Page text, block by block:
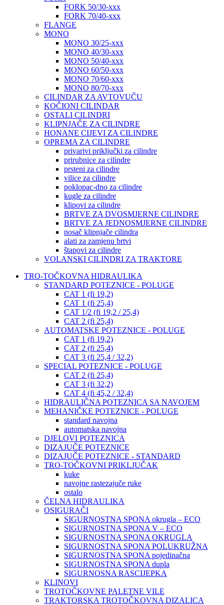
FORK 50/30-xxx
FORK 70/40-xxx
FLANGE
MONO
MONO 30/25-xxx
MONO 40/30-xxx
MONO 50/40-xxx
MONO 60/50-xxx
MONO 70/60-xxx
MONO 80/70-xxx
CILINDAR ZA AVTOVUČU
KOČIONI CILINDAR
OSTALI CILINDRI
KLIPNJAČE ZA CILINDRE
HONANE CIJEVI ZA CILINDRE
OPREMA ZA CILINDRE
privarivi priključki za cilindre
prirubnice za cilindre
prsteni za cilindre
vilice za cilindre
poklopac-dno za cilindre
kugle za cilindre
klipovi za cilindre
BRTVE ZA DVOSMJERNE CILINDRE
BRTVE ZA JEDNOSMJERNE CILINDRE
nosač klipnjače cilindra
alati za zamjenu brtvi
štapovi za cilindre
VOLANSKI CILINDRI ZA TRAKTORE
TRO-TOČKOVNA HIDRAULIKA
STANDARD POTEZNICE - POLUGE
CAT 1 (fi 19,2)
CAT 1 (fi 25,4)
CAT 1/2 (fi 19,2 / 25,4)
CAT 2 (fi 25,4)
AUTOMATSKE POTEZNICE - POLUGE
CAT 1 (fi 19,2)
CAT 2 (fi 25,4)
CAT 3 (fi 25,4 / 32,2)
SPECIAL POTEZNICE - POLUGE
CAT 2 (fi 25,4)
CAT 3 (fi 32,2)
CAT 4 (fi 45,2 / 32,4)
HIDRAULIČNA POTEZNICA SA NAVOJEM
MEHANIČKE POTEZNICE - POLUGE
standard navojna
automatska navojna
DJELOVI POTEZNICA
DIZAJUČE POTEZNICE
DIZAJUČE POTEZNICE - STANDARD
TRO-TOČKOVNI PRIKLJUČAK
kuke
navojne rastezajuče ruke
ostalo
ČELNA HIDRAULIKA
OSIGURAČI
SIGURNOSTNA SPONA okrugla – ECO
SIGURNOSTNA SPONA V – ECO
SIGURNOSTNA SPONA OKRUGLA
SIGURNOSTNA SPONA POLUKRUŽNA
SIGURNOSTNA SPONA pojedinačna
SIGURNOSTNA SPONA dupla
SIGURNOSNA RASCIJEPKA
KLINOVI
TROTOČKOVNE PALETNE VILE
TRAKTORSKA TROTOČKOVNA DIZALICA